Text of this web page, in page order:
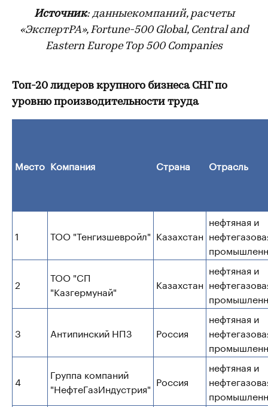
Источник: данныекомпаний, расчеты
«ЭкспертРА», Fortune-500 Global, Central and
Eastern Europe Top 500 Companies
Топ-20 лидеров крупного бизнеса СНГ по
уровню производительности труда
Место Компания Страна Отрасль
1 ТОО "Тенгизшевройл" Казахстан
нефтяная и
2
ТОО "СП
"Казгермунай"
Казахстан
нефтяная и
3 Антипинский НПЗ Россия
нефтяная и
4
Группа компаний
"НефтеГазИндустрия" Россия
нефтяная и